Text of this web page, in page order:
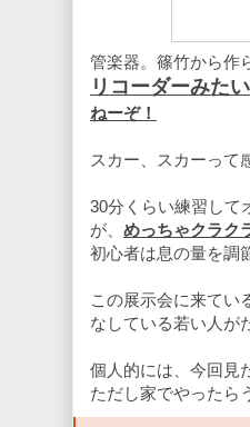
管楽器。篠竹から作
リコーダーみた
ねーぞ！
スカー、スカーって
30分くらい練習して
が、 めっちゃクラク
初心者は息の量を調
この展示会に来てい
なしている若い人が
個人的には、今回見
ただし家でやったら